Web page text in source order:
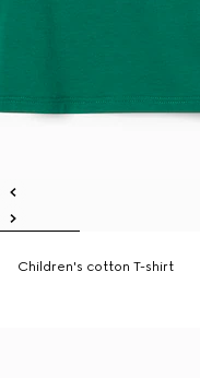
Children's cotton T-shirt